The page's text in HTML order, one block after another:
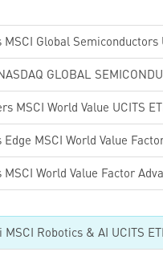
MSCI Global Semiconductors
GLOBAL
MSCI World Value UCITS
Edge MSCI World Value
MSCI World Value Factor
MSCI Robotics & AI UCITS